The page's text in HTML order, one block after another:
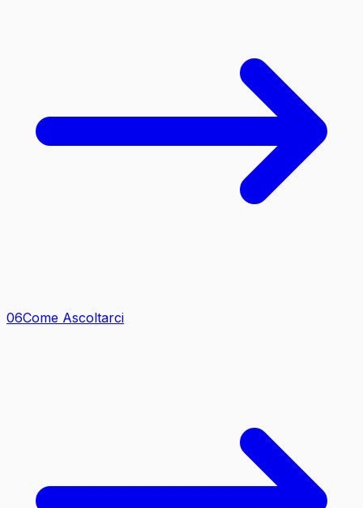
06Come Ascoltarci